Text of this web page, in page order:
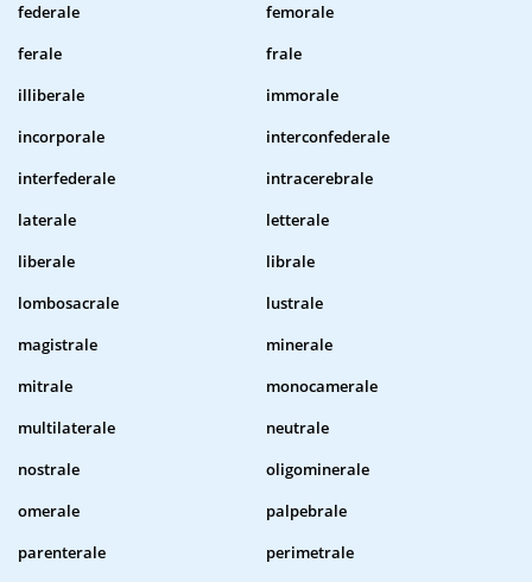
federale
femorale
ferale
frale
illiberale
immorale
incorporale
interconfederale
interfederale
intracerebrale
laterale
letterale
liberale
librale
lombosacrale
lustrale
magistrale
minerale
mitrale
monocamerale
multilaterale
neutrale
nostrale
oligominerale
omerale
palpebrale
parenterale
perimetrale